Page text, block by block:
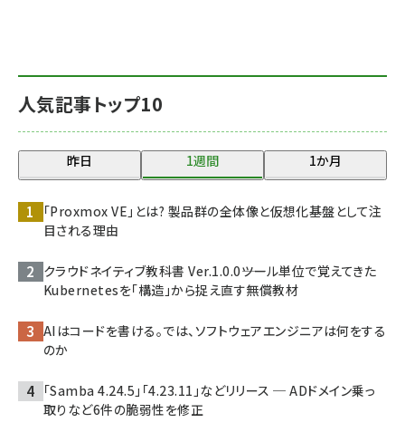
人気記事トップ10
昨日 1週間 1か月
「Proxmox VE」とは? 製品群の全体像と仮想化基盤として注
目される理由
クラウドネイティブ教科書 Ver.1.0.0――ツール単位で覚えてきた
Kubernetesを「構造」から捉え直す無償教材
AIはコードを書ける。では、ソフトウェアエンジニアは何をする
のか
「Samba 4.24.5」「4.23.11」などリリース ─ ADドメイン乗っ
取りなど6件の脆弱性を修正